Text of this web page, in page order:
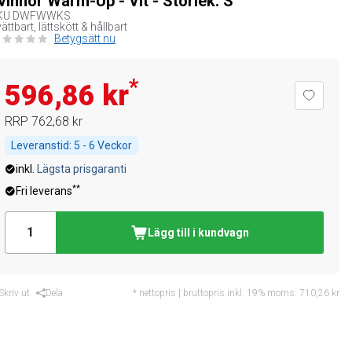
DWFWWKS
lättskött & hållbart
Betygsätt nu
596,86 kr*
RRP 762,68 kr
Leveranstid: 5 - 6 Veckor
inkl.
Lägsta prisgaranti
Fri leverans**
Lägg till i kundvagn
ut Dela * nettopris | bruttopris inkl. 19% moms: 710,26 kr